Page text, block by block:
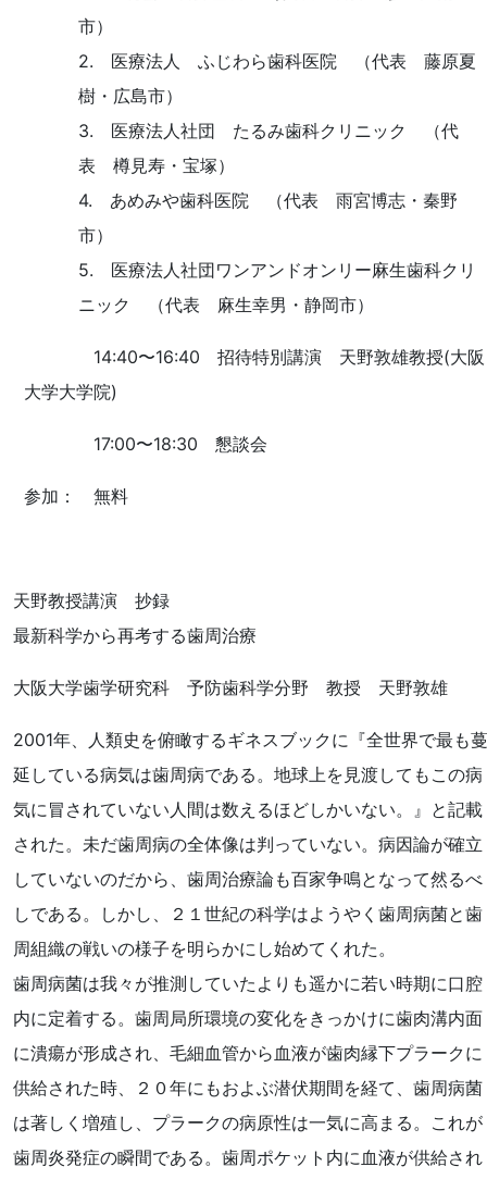
市）
2. 医療法人 ふじわら歯科医院 （代表 藤原夏
樹・広島市）
3. 医療法人社団 たるみ歯科クリニック （代
表 樽見寿・宝塚）
4. あめみや歯科医院 （代表 雨宮博志・秦野
市）
5. 医療法人社団ワンアンドオンリー麻生歯科クリ
ニック （代表 麻生幸男・静岡市）
14:40〜16:40 招待特別講演 天野敦雄教授(大阪
大学大学院)
17:00〜18:30 懇談会
参加： 無料
天野教授講演 抄録
最新科学から再考する歯周治療
大阪大学歯学研究科 予防歯科学分野 教授 天野敦雄
2001年、人類史を俯瞰するギネスブックに『全世界で最も蔓
延している病気は歯周病である。地球上を見渡してもこの病
気に冒されていない人間は数えるほどしかいない。』と記載
された。未だ歯周病の全体像は判っていない。病因論が確立
していないのだから、歯周治療論も百家争鳴となって然るべ
しである。しかし、２１世紀の科学はようやく歯周病菌と歯
周組織の戦いの様子を明らかにし始めてくれた。
歯周病菌は我々が推測していたよりも遥かに若い時期に口腔
内に定着する。歯周局所環境の変化をきっかけに歯肉溝内面
に潰瘍が形成され、毛細血管から血液が歯肉縁下プラークに
供給された時、２０年にもおよぶ潜伏期間を経て、歯周病菌
は著しく増殖し、プラークの病原性は一気に高まる。これが
歯周炎発症の瞬間である。歯周ポケット内に血液が供給され